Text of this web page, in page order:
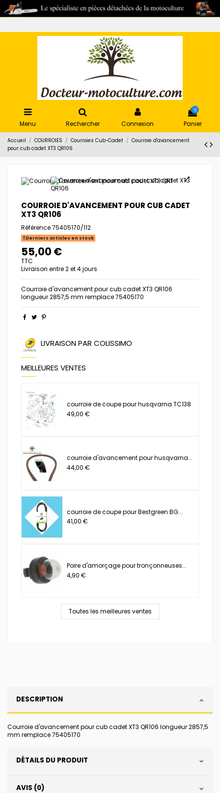
Menu Rechercher Connexion
0
Panier
Accueil COURROIES Courroies Cub-Cadet
Courroie d'avancement
pour cub cadet XT3 QR106
COURROIE D'AVANCEMENT POUR CUB CADET
XT3 QR106
Référence75405170/112
Derniers articles en stock
55,00 €
TTC
Livraison entre 2 et 4 jours
Courroie d'avancement pour cub cadet XT3 QR106
longueur 2857,5 mm remplace 75405170
LIVRAISON PAR COLISSIMO
MEILLEURES VENTES
courroie de coupe pour husqvarna TC138
49,00 €
courroie d'avancement pour husqvarna...
44,00 €
courroie de coupe pour Bestgreen BG...
41,00 €
Poire d'amorçage pour tronçonneuses...
4,90 €
Toutes les meilleures ventes
DESCRIPTION
Courroie d'avancement pour cub cadet XT3 QR106 longueur 2857,5
mm remplace 75405170
DÉTAILS DU PRODUIT
AVIS (0)